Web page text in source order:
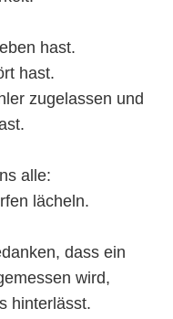
hast.
hast.
zugelassen und
alle:
lächeln.
dass ein
wird,
hinterlässt.